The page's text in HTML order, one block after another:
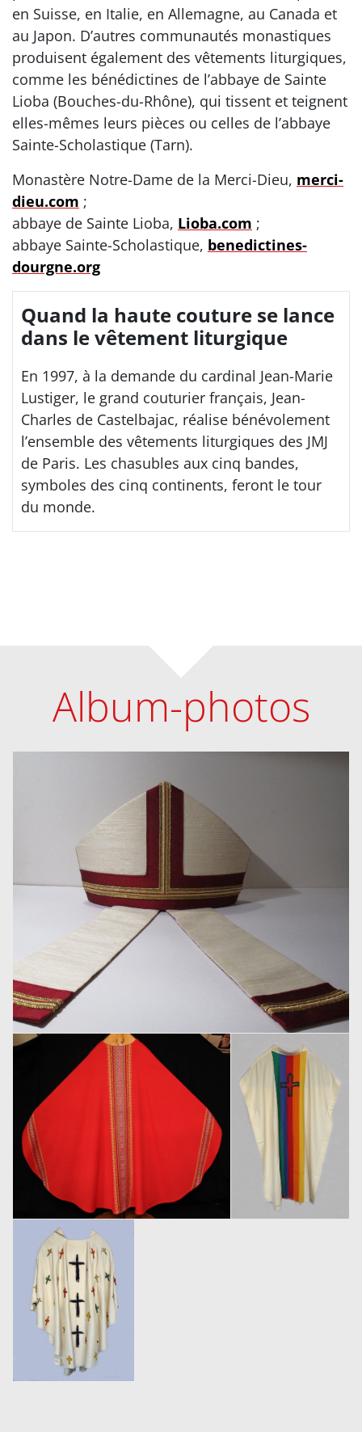
en Suisse, en Italie, en Allemagne, au Canada et
au Japon. D’autres communautés monastiques
produisent également des vêtements liturgiques,
comme les bénédictines de l’abbaye de Sainte
Lioba (Bouches-du-Rhône), qui tissent et teignent
elles-mêmes leurs pièces ou celles de l’abbaye
Sainte-Scholastique (Tarn).
Monastère Notre-Dame de la Merci-Dieu, merci-
dieu.com ;
abbaye de Sainte Lioba, Lioba.com ;
abbaye Sainte-Scholastique, benedictines-
dourgne.org
Quand la haute couture se lance
dans le vêtement liturgique
En 1997, à la demande du cardinal Jean-Marie
Lustiger, le grand couturier français, Jean-
Charles de Castelbajac, réalise bénévolement
l’ensemble des vêtements liturgiques des JMJ
de Paris. Les chasubles aux cinq bandes,
symboles des cinq continents, feront le tour
du monde.
Album-photos